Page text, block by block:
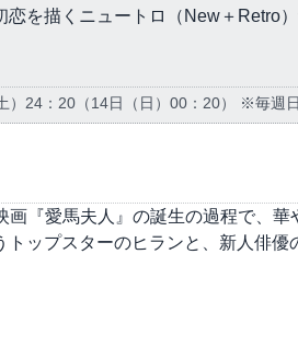
恋を描くニュートロ（New＋Retro
）24：20（14日（日）00：20） ※毎週
画『愛馬夫人』の誕生の過程で、華
ップスターのヒランと、新人俳優